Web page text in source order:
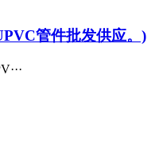
管件批发供应。)